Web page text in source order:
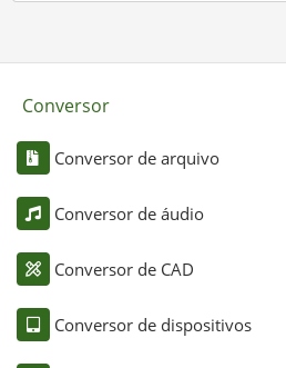
Conversor
Conversor de arquivo
Conversor de áudio
Conversor de CAD
Conversor de dispositivos